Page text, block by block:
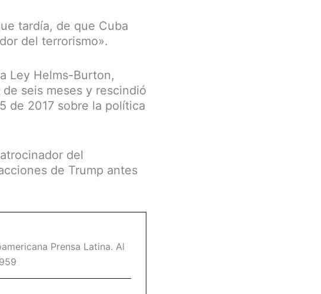
tardía, de que Cuba
del terrorismo».
Ley Helms-Burton,
seis meses y rescindió
de 2017 sobre la política
del
de Trump antes
Prensa Latina. Al